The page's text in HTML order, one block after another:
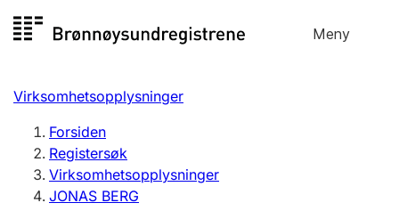
til
Meny
Registersøk
Aksjeselskap
Enkeltpersonforetak
Virksomhetsopplysninger
Forsiden
Registersøk
Virksomhetsopplysninger
JONAS BERG